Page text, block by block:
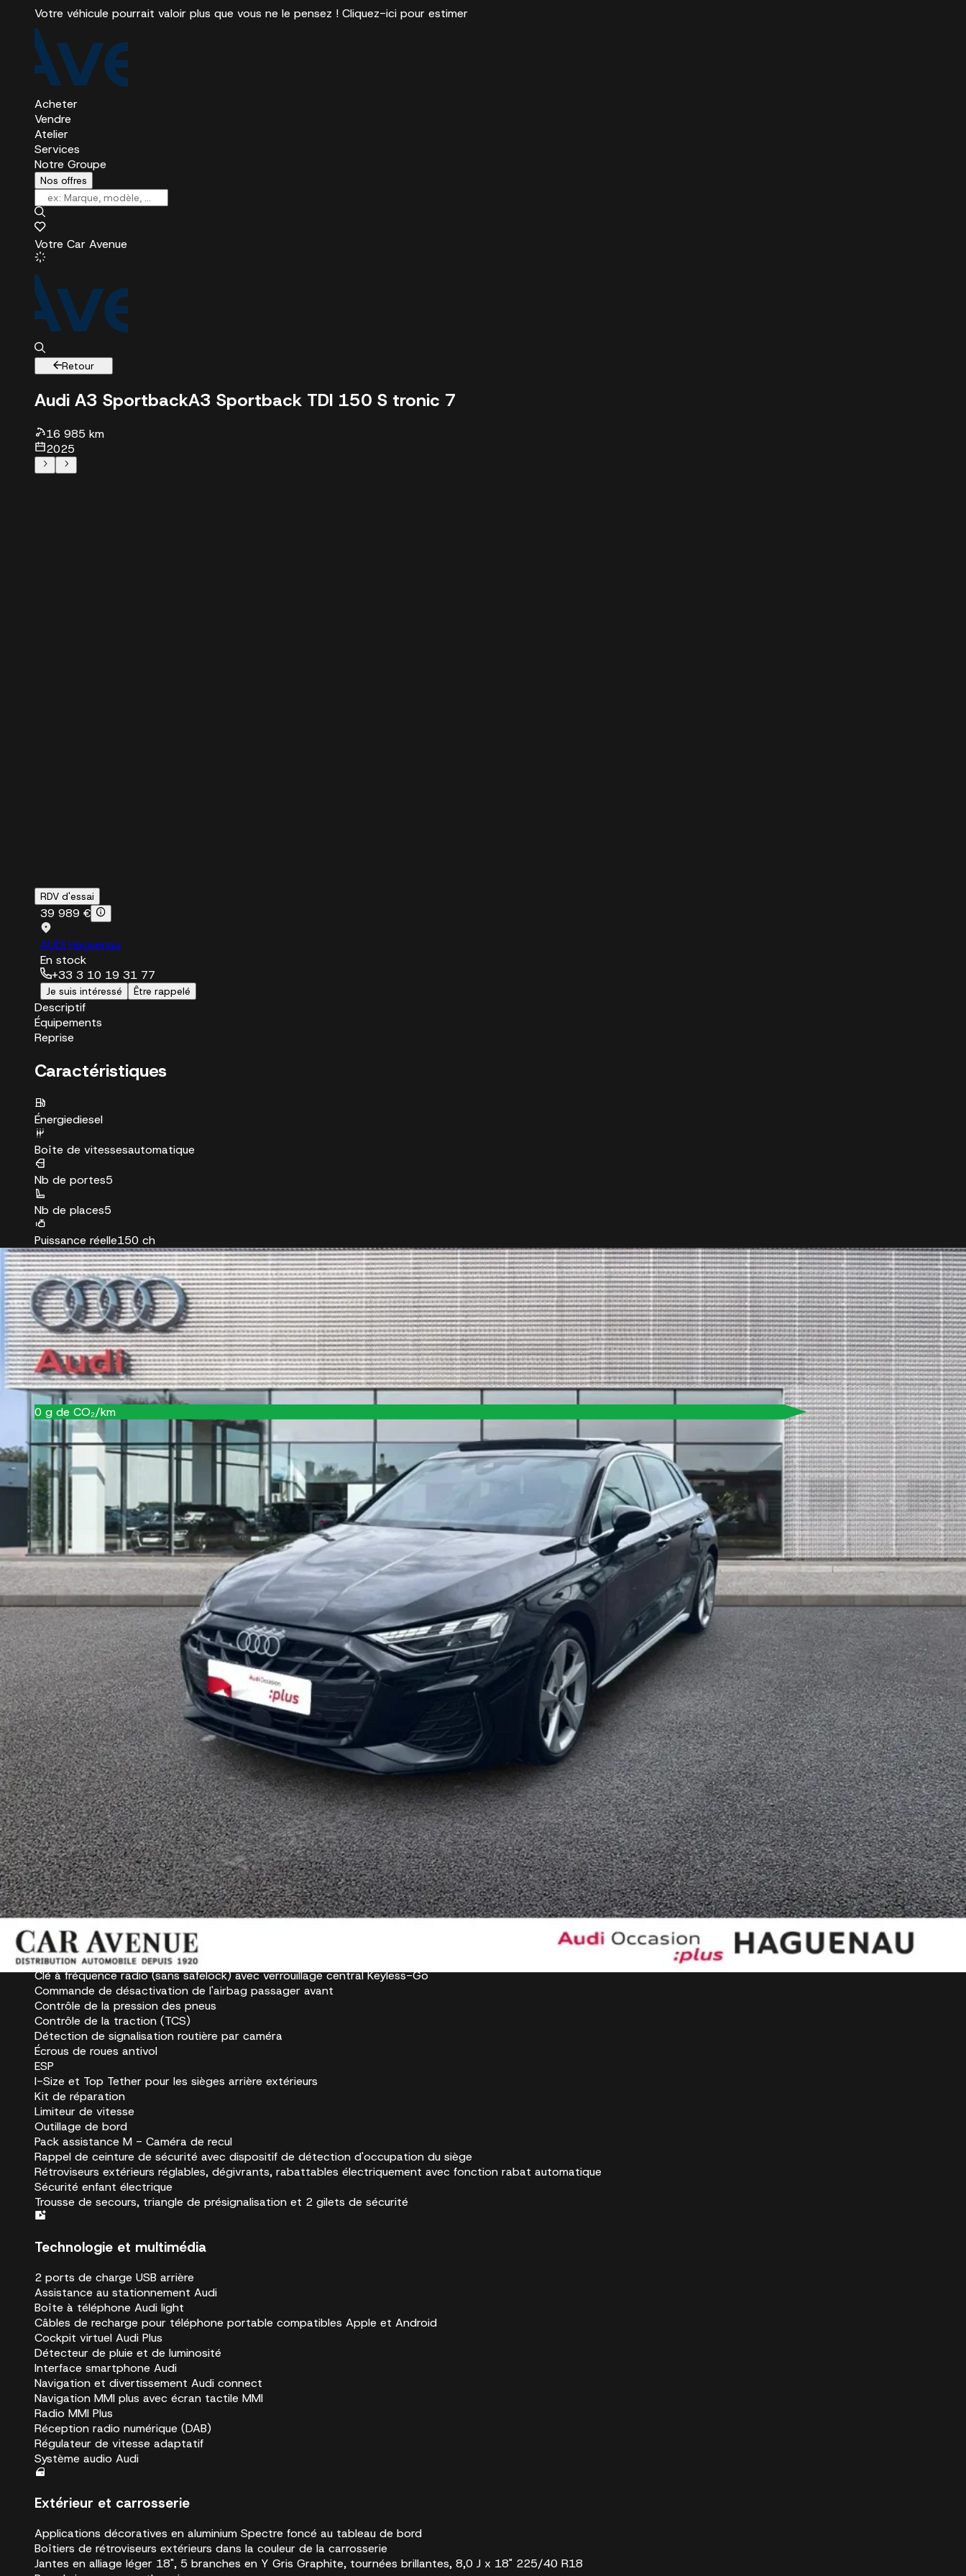
Votre véhicule pourrait valoir plus que vous ne le pensez ! Cliquez-ici pour estimer
Acheter
Vendre
Atelier
Services
Notre Groupe
Nos offres
Votre Car Avenue
Retour
Audi A3 SportbackA3 Sportback TDI 150 S tronic 7
16 985 km
2025
RDV d'essai
39 989 €
AUDI Haguenau
En stock
+33 3 10 19 31 77
Je suis intéressé Être rappelé
Descriptif
Équipements
Reprise
Caractéristiques
Énergiediesel
Boîte de vitessesautomatique
Nb de portes5
Nb de places5
Puissance réelle150 ch
Puissance fiscale8 CV
Couleurnoir
Garantie12 mois
Référence1025272
CRIT'Air2
0 g de CO₂/km
Équipements
Confort et intérieur
ABS
Accoudoir central coulissant en longueur avec inclinaison réglable
Accoudoir de portière en matière synthétique
Appui lombaire à 4 axes pour les sièges avant : réglages électrique, horizontal et vertical
Ciel de pavillon en tissu Noir
Clé confort incluant déverrouillage du coffre par capteur (sans safelock) - Accès et démarrage du véhicule mains libres (keyless access) - Déverrouillage du hayon via la
touche 'coffre' de la télécommande ou en simulant un mouvement de pied dans la zone arrière du véhicule (ouverture et fermeture)
Direction assistée électromécanique asservie à la vitesse
Dossier de banquette arrière rabattable 40:60
Pare-brise à vitrage acoustique
Rétroviseur intérieur jour/nuit automatique sans encadrement
Sièges avant réglables manuellement : hauteur et positionnement en longueur, inclinaison de dossier, hauteur des appuie-tête et des ceintures
Sièges avant sport
Tapis de sol avant/arrière
Toit ouvrant panoramique en verre
Volant cuir multifonctions avec palettes de commande au volant
Volant cuir Sport multifonctions à 3 branches avec méplat et palettes de commande au volant
Sécurité et assistance à la conduite
Aide au maintien en côte
Airbags latéraux avant et système d'airbags de tête
Appel d'urgence Audi connect
Appel d'urgence Audi Connect
Assistant de maintien dans la voie
Audi pre sense front
Caméra de recul
Clé à fréquence radio (sans safelock) avec verrouillage central Keyless-Go
Commande de désactivation de l'airbag passager avant
Contrôle de la pression des pneus
Contrôle de la traction (TCS)
Détection de signalisation routière par caméra
Écrous de roues antivol
ESP
I-Size et Top Tether pour les sièges arrière extérieurs
Kit de réparation
Limiteur de vitesse
Outillage de bord
Pack assistance M - Caméra de recul
Rappel de ceinture de sécurité avec dispositif de détection d'occupation du siège
Rétroviseurs extérieurs réglables, dégivrants, rabattables électriquement avec fonction rabat automatique
Sécurité enfant électrique
Trousse de secours, triangle de présignalisation et 2 gilets de sécurité
Technologie et multimédia
2 ports de charge USB arrière
Assistance au stationnement Audi
Boîte à téléphone Audi light
Câbles de recharge pour téléphone portable compatibles Apple et Android
Cockpit virtuel Audi Plus
Détecteur de pluie et de luminosité
Interface smartphone Audi
Navigation et divertissement Audi connect
Navigation MMI plus avec écran tactile MMI
Radio MMI Plus
Réception radio numérique (DAB)
Régulateur de vitesse adaptatif
Système audio Audi
Extérieur et carrosserie
Applications décoratives en aluminium Spectre foncé au tableau de bord
Boîtiers de rétroviseurs extérieurs dans la couleur de la carrosserie
Jantes en alliage léger 18", 5 branches en Y Gris Graphite, tournées brillantes, 8,0 J x 18" 225/40 R18